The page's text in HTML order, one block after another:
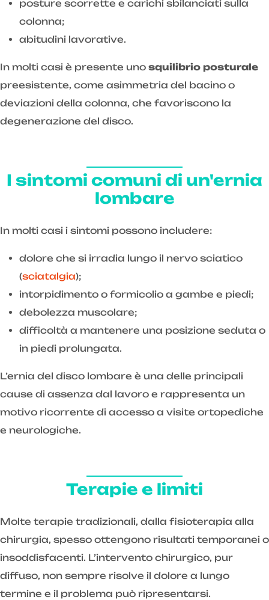
posture scorrette e carichi sbilanciati sulla
colonna;
abitudini lavorative.
In molti casi è presente uno squilibrio posturale
preesistente, come asimmetria del bacino o
deviazioni della colonna, che favoriscono la
degenerazione del disco.
I sintomi comuni di un'ernia
lombare
In molti casi i sintomi possono includere:
dolore che si irradia lungo il nervo sciatico
(sciatalgia);
intorpidimento o formicolio a gambe e piedi;
debolezza muscolare;
difficoltà a mantenere una posizione seduta o
in piedi prolungata.
L’ernia del disco lombare è una delle principali
cause di assenza dal lavoro e rappresenta un
motivo ricorrente di accesso a visite ortopediche
e neurologiche.
Terapie e limiti
Molte terapie tradizionali, dalla fisioterapia alla
chirurgia, spesso ottengono risultati temporanei o
insoddisfacenti. L’intervento chirurgico, pur
diffuso, non sempre risolve il dolore a lungo
termine e il problema può ripresentarsi.